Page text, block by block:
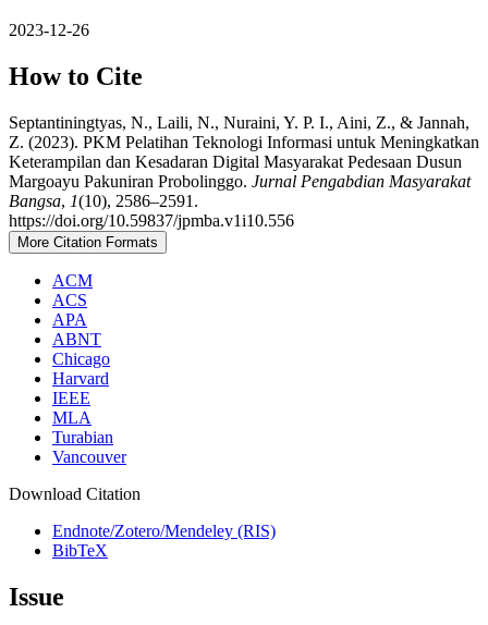
2023-12-26
How to Cite
Septantiningtyas, N., Laili, N., Nuraini, Y. P. I., Aini, Z., & Jannah,
Z. (2023). PKM Pelatihan Teknologi Informasi untuk Meningkatkan
Keterampilan dan Kesadaran Digital Masyarakat Pedesaan Dusun
Margoayu Pakuniran Probolinggo. Jurnal Pengabdian Masyarakat
Bangsa, 1(10), 2586–2591.
https://doi.org/10.59837/jpmba.v1i10.556
More Citation Formats
ACM
ACS
APA
ABNT
Chicago
Harvard
IEEE
MLA
Turabian
Vancouver
Download Citation
Endnote/Zotero/Mendeley (RIS)
BibTeX
Issue